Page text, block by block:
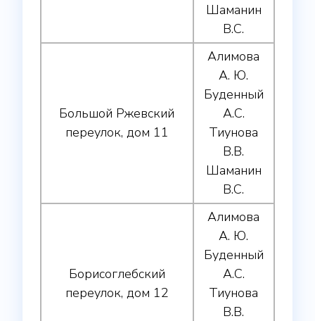
Шаманин
В.С.
Большой Ржевский
переулок, дом 11
Алимова
А. Ю.
Буденный
А.С.
Тиунова
В.В.
Шаманин
В.С.
Борисоглебский
переулок, дом 12
Алимова
А. Ю.
Буденный
А.С.
Тиунова
В.В.